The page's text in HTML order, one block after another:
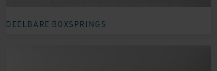
DEELBARE BOXSPRINGS